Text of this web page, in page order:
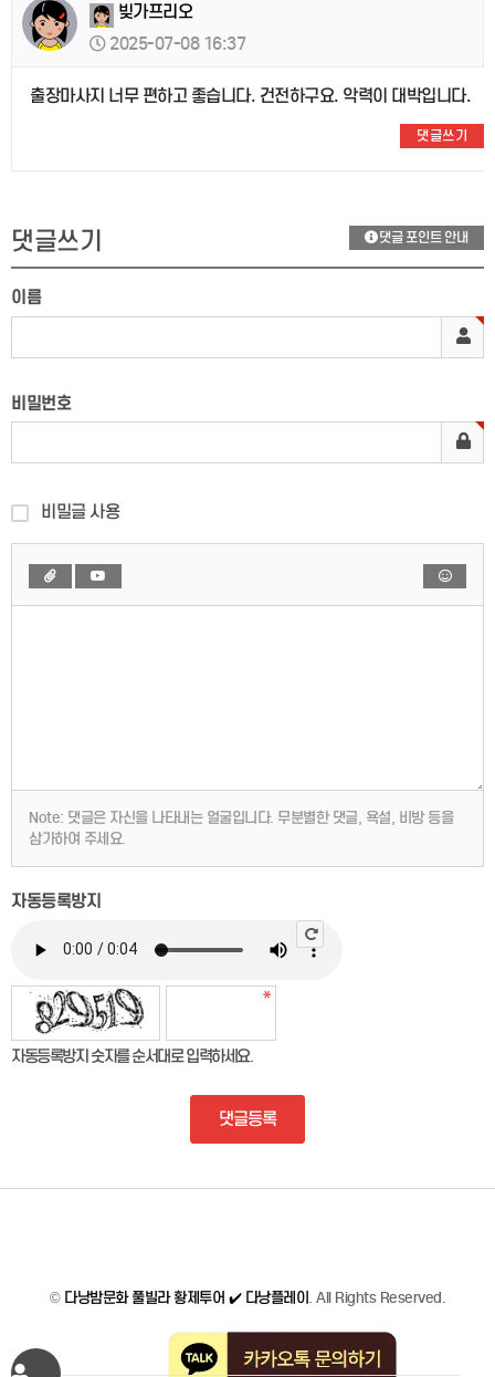
빚가프리오
2025-07-08 16:37
출장마사지 너무 편하고 좋습니다. 건전하구요. 악력이 대박입니다.
댓글쓰기
댓글쓰기 댓글 포인트 안내
이름
비밀번호
비밀글 사용
Note: 댓글은 자신을 나타내는 얼굴입니다. 무분별한 댓글, 욕설, 비방 등을
삼가하여 주세요.
자동등록방지
자동등록방지 숫자를 순서대로 입력하세요.
댓글등록
© 다낭밤문화 풀빌라 황제투어 ✔️ 다낭플레이 . All Rights Reserved.